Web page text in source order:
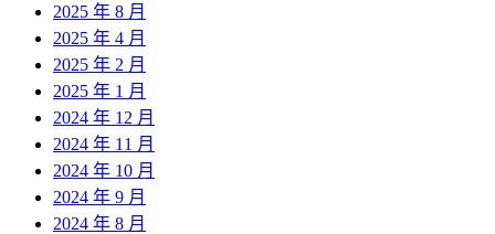
2025 年 8 月
2025 年 4 月
2025 年 2 月
2025 年 1 月
2024 年 12 月
2024 年 11 月
2024 年 10 月
2024 年 9 月
2024 年 8 月